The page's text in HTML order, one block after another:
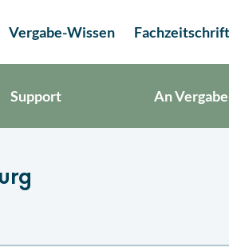
Vergabe-Wissen
Support An